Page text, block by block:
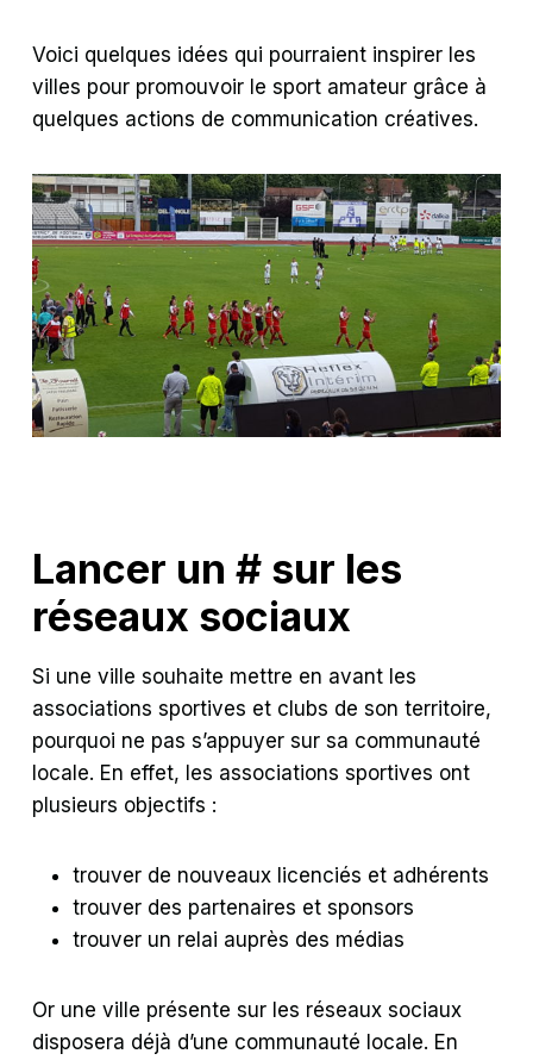
Voici quelques idées qui pourraient inspirer les
villes pour promouvoir le sport amateur grâce à
quelques actions de communication créatives.
Lancer un # sur les
réseaux sociaux
Si une ville souhaite mettre en avant les
associations sportives et clubs de son territoire,
pourquoi ne pas s’appuyer sur sa communauté
locale. En effet, les associations sportives ont
plusieurs objectifs :
trouver de nouveaux licenciés et adhérents
trouver des partenaires et sponsors
trouver un relai auprès des médias
Or une ville présente sur les réseaux sociaux
disposera déjà d’une communauté locale. En